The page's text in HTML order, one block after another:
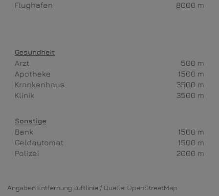
Flughafen
8000 m
Gesundheit
Arzt
500 m
Apotheke
1500 m
Krankenhaus
3500 m
Klinik
3500 m
Sonstige
Bank
1500 m
Geldautomat
1500 m
Polizei
2000 m
Angaben Entfernung Luftlinie / Quelle: OpenStreetMap